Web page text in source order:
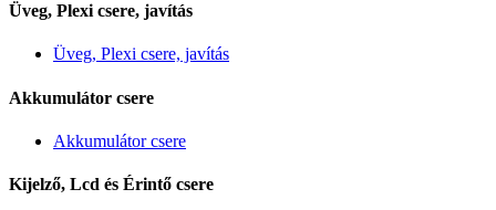
Üveg, Plexi csere, javítás
Üveg, Plexi csere, javítás
Akkumulátor csere
Akkumulátor csere
Kijelző, Lcd és Érintő csere